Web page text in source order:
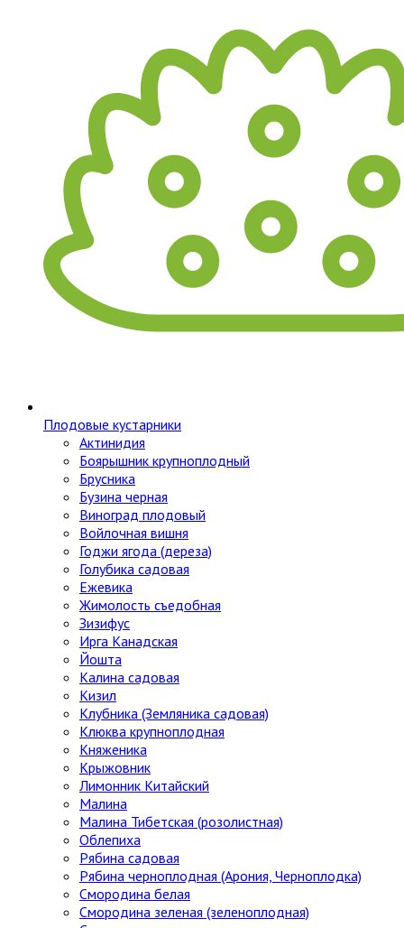
Плодовые кустарники
Актинидия
Боярышник крупноплодный
Брусника
Бузина черная
Виноград плодовый
Войлочная вишня
Годжи ягода (дереза)
Голубика садовая
Ежевика
Жимолость съедобная
Зизифус
Ирга Канадская
Йошта
Калина садовая
Кизил
Клубника (Земляника садовая)
Клюква крупноплодная
Княженика
Крыжовник
Лимонник Китайский
Малина
Малина Тибетская (розолистная)
Облепиха
Рябина садовая
Рябина черноплодная (Арония, Черноплодка)
Смородина белая
Смородина зеленая (зеленоплодная)